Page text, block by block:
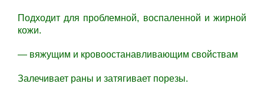
Подходит для проблемной, воспаленной и жирной
кожи.
— вяжущим и кровоостанавливающим свойствам
Залечивает раны и затягивает порезы.